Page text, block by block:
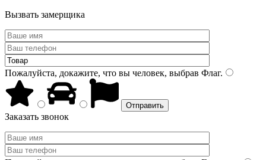
Вызвать замерщика
Пожалуйста, докажите, что вы человек, выбрав Флаг.
Заказать звонок